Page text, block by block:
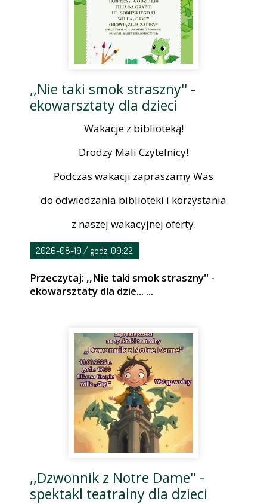
,,Nie taki smok straszny'' -
ekowarsztaty dla dzieci
Wakacje z biblioteką!
Drodzy Mali Czytelnicy!
Podczas wakacji zapraszamy Was
do odwiedzania biblioteki i korzystania
z naszej wakacyjnej oferty.
2026-08-19 / godz. 09:22
Przeczytaj: ,,Nie taki smok straszny'' -
ekowarsztaty dla dzie... ...
,,Dzwonnik z Notre Dame'' -
spektakl teatralny dla dzieci